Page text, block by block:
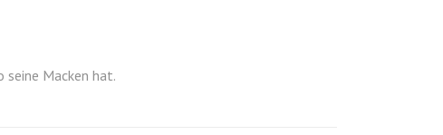
seine Macken hat.